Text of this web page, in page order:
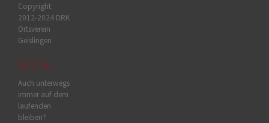
Copyright:
2012-2024 DRK
Ortsverein
Geislingen
SOCIAL
Auch unterwegs
immer auf dem
laufenden
bleiben?